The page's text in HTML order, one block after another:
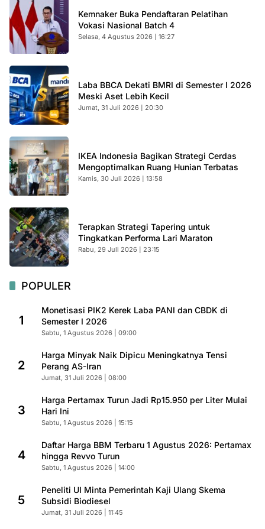
Kemnaker Buka Pendaftaran Pelatihan
Vokasi Nasional Batch 4
Selasa, 4 Agustus 2026 | 16:27
Laba BBCA Dekati BMRI di Semester I 2026
Meski Aset Lebih Kecil
Jumat, 31 Juli 2026 | 20:30
IKEA Indonesia Bagikan Strategi Cerdas
Mengoptimalkan Ruang Hunian Terbatas
Kamis, 30 Juli 2026 | 13:58
Terapkan Strategi Tapering untuk
Tingkatkan Performa Lari Maraton
Rabu, 29 Juli 2026 | 23:15
POPULER
1
Monetisasi PIK2 Kerek Laba PANI dan CBDK di
Semester I 2026
Sabtu, 1 Agustus 2026 | 09:00
2
Harga Minyak Naik Dipicu Meningkatnya Tensi
Perang AS-Iran
Jumat, 31 Juli 2026 | 08:00
3
Harga Pertamax Turun Jadi Rp15.950 per Liter Mulai
Hari Ini
Sabtu, 1 Agustus 2026 | 15:15
4
Daftar Harga BBM Terbaru 1 Agustus 2026: Pertamax
hingga Revvo Turun
Sabtu, 1 Agustus 2026 | 14:00
5
Peneliti UI Minta Pemerintah Kaji Ulang Skema
Subsidi Biodiesel
Jumat, 31 Juli 2026 | 11:45